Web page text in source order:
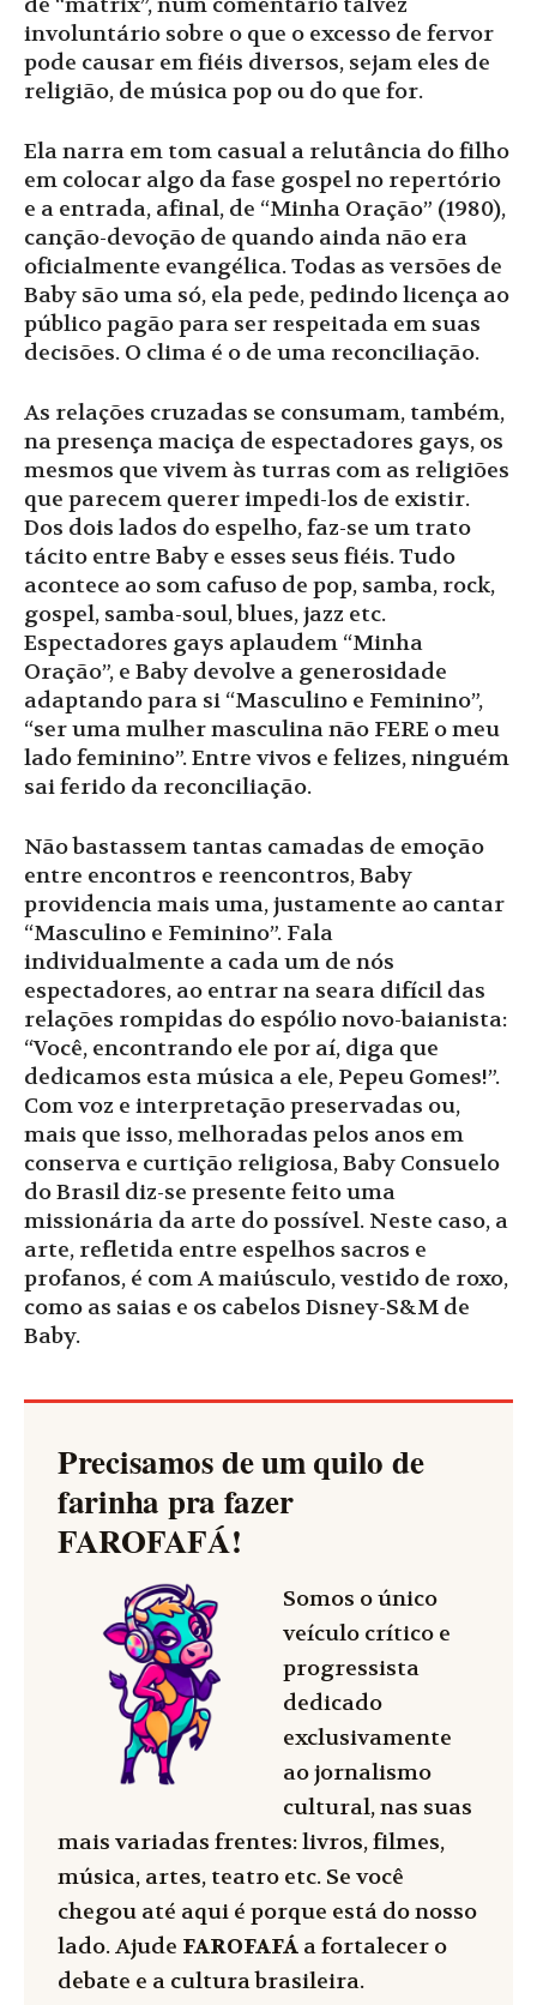
involuntário sobre o que o excesso de fervor
pode causar em fiéis diversos, sejam eles de
religião, de música pop ou do que for.
Ela narra em tom casual a relutância do filho
em colocar algo da fase gospel no repertório
e a entrada, afinal, de “Minha Oração” (1980),
canção-devoção de quando ainda não era
oficialmente evangélica. Todas as versões de
Baby são uma só, ela pede, pedindo licença ao
público pagão para ser respeitada em suas
decisões. O clima é o de uma reconciliação.
As relações cruzadas se consumam, também,
na presença maciça de espectadores gays, os
mesmos que vivem às turras com as religiões
que parecem querer impedi-los de existir.
Dos dois lados do espelho, faz-se um trato
tácito entre Baby e esses seus fiéis. Tudo
acontece ao som cafuso de pop, samba, rock,
gospel, samba-soul, blues, jazz etc.
Espectadores gays aplaudem “Minha
Oração”, e Baby devolve a generosidade
adaptando para si “Masculino e Feminino”,
“ser uma mulher masculina não FERE o meu
lado feminino”. Entre vivos e felizes, ninguém
sai ferido da reconciliação.
Não bastassem tantas camadas de emoção
entre encontros e reencontros, Baby
providencia mais uma, justamente ao cantar
“Masculino e Feminino”. Fala
individualmente a cada um de nós
espectadores, ao entrar na seara difícil das
relações rompidas do espólio novo-baianista:
“Você, encontrando ele por aí, diga que
dedicamos esta música a ele, Pepeu Gomes!”.
Com voz e interpretação preservadas ou,
mais que isso, melhoradas pelos anos em
conserva e curtição religiosa, Baby Consuelo
do Brasil diz-se presente feito uma
missionária da arte do possível. Neste caso, a
arte, refletida entre espelhos sacros e
profanos, é com A maiúsculo, vestido de roxo,
como as saias e os cabelos Disney-S&M de
Baby.
Precisamos de um quilo de
farinha pra fazer
FAROFAFÁ!
Somos o único
veículo crítico e
progressista
dedicado
exclusivamente
ao jornalismo
cultural, nas suas
mais variadas frentes: livros, filmes,
música, artes, teatro etc. Se você
chegou até aqui é porque está do nosso
lado. Ajude FAROFAFÁ a fortalecer o
debate e a cultura brasileira.